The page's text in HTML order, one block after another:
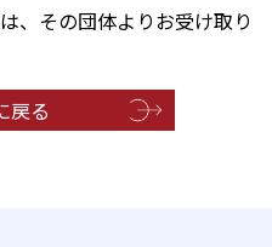
、その団体よりお受け取り
戻る